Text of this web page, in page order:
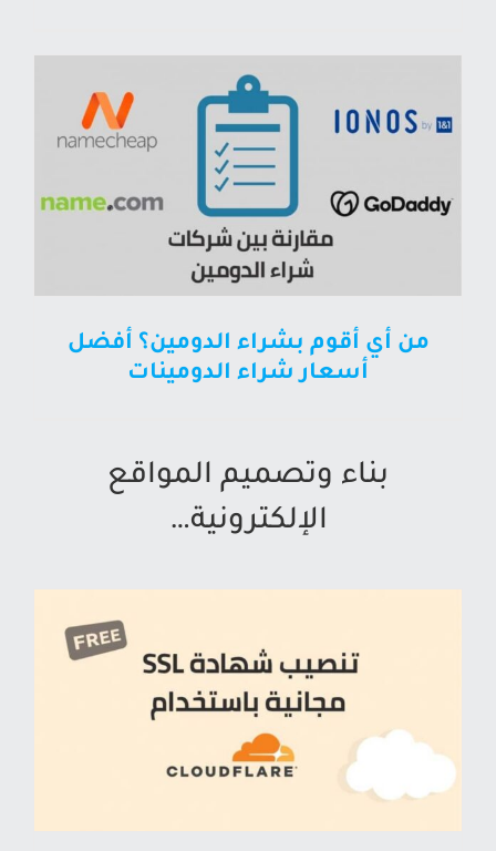
من أي أقوم بشراء الدومين؟ أفضل
أسعار شراء الدومينات
بناء وتصميم المواقع
الإلكترونية…